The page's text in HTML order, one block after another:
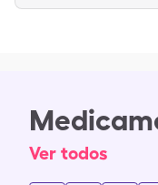
Ver todos